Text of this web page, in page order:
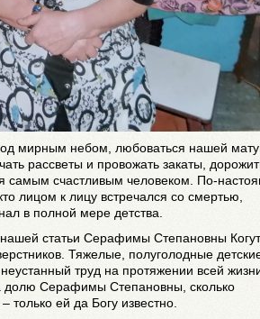
мирным небом, любоваться нашей
рассветы и провожать закаты,
самым счастливым человеком. По-
лицом к лицу встречался со смертью,
в полной мере детства.
статьи Серафимы Степановны Когут
Тяжелые, полуголодные
труд на протяжении всей
долю Серафимы Степановны, сколько
только ей да Богу известно.